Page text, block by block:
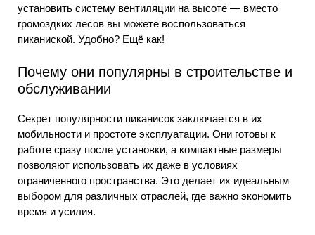
установить систему вентиляции на высоте — вместо
громоздких лесов вы можете воспользоваться
пиканиской. Удобно? Ещё как!
Почему они популярны в строительстве и
обслуживании
Секрет популярности пиканисок заключается в их
мобильности и простоте эксплуатации. Они готовы к
работе сразу после установки, а компактные размеры
позволяют использовать их даже в условиях
ограниченного пространства. Это делает их идеальным
выбором для различных отраслей, где важно экономить
время и усилия.